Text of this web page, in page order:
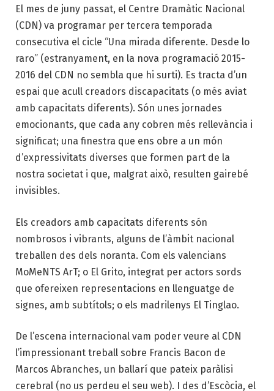
El mes de juny passat, el Centre Dramàtic Nacional
(CDN) va programar per tercera temporada
consecutiva el cicle “Una mirada diferente. Desde lo
raro” (estranyament, en la nova programació 2015-
2016 del CDN no sembla que hi surti). Es tracta d’un
espai que acull creadors discapacitats (o més aviat
amb capacitats diferents). Són unes jornades
emocionants, que cada any cobren més rellevància i
significat; una finestra que ens obre a un món
d’expressivitats diverses que formen part de la
nostra societat i que, malgrat això, resulten gairebé
invisibles.
Els creadors amb capacitats diferents són
nombrosos i vibrants, alguns de l’àmbit nacional
treballen des dels noranta. Com els valencians
MoMeNTS ArT; o El Grito, integrat per actors sords
que ofereixen representacions en llenguatge de
signes, amb subtítols; o els madrilenys El Tinglao.
De l’escena internacional vam poder veure al CDN
l’impressionant treball sobre Francis Bacon de
Marcos Abranches, un ballarí que pateix paràlisi
cerebral (no us perdeu el seu web). I des d’Escòcia, el